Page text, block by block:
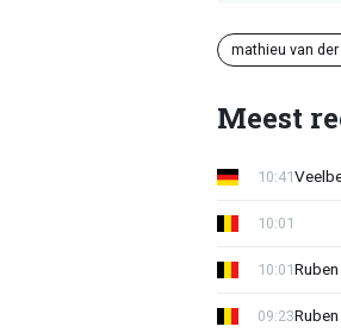
mathieu van der
Meest
10:41
10:01
10:01
09:23